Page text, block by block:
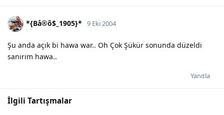
*{Bå®ô$_1905}* 9 Eki 2004
Şu anda açık bi hawa war.. Oh Çok Şükür sonunda düzeldi
sanırım hawa..
Yanıtla
İlgili Tartışmalar